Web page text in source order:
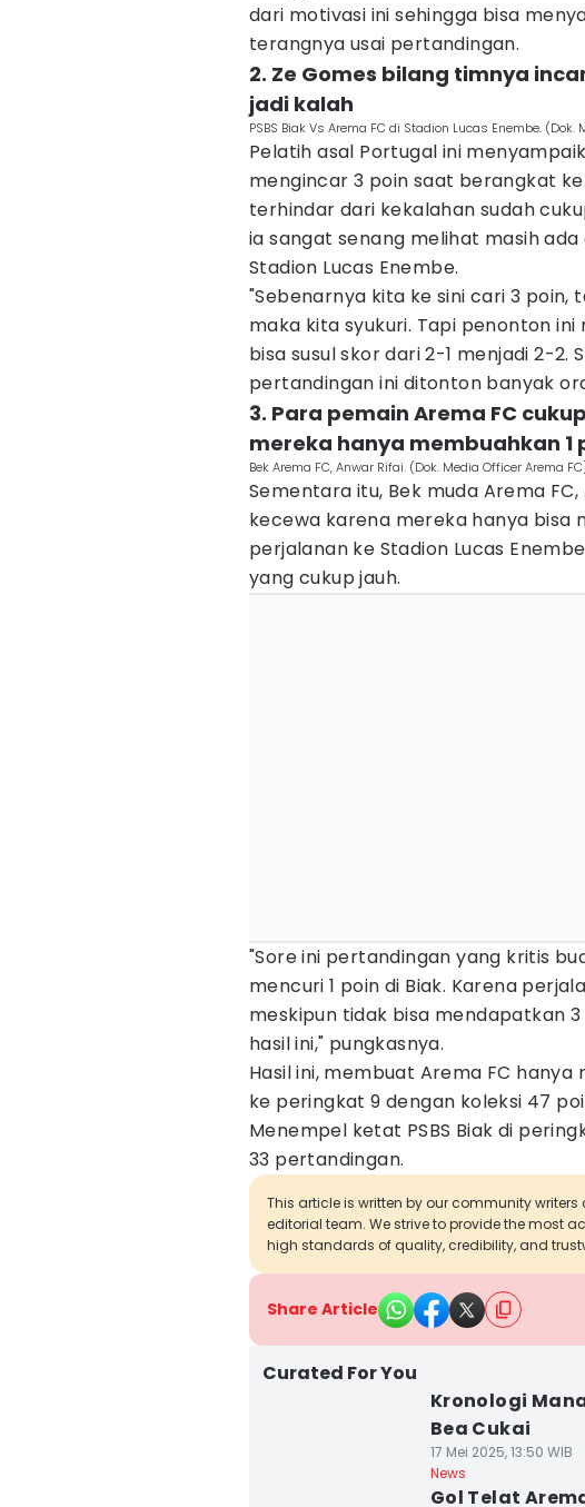
dari motivasi ini sehingga bisa
terangnya usai pertandingan.
2. Ze Gomes bilang timnya
jadi kalah
PSBS Biak Vs Arema FC di Stadion Lucas Enembe. (Dok.
Pelatih asal Portugal ini
mengincar 3 poin saat berangkat
terhindar dari kekalahan sudah
ia sangat senang melihat masih
Stadion Lucas Enembe.
"Sebenarnya kita ke sini cari 3 poin,
maka kita syukuri. Tapi penonton
bisa susul skor dari 2-1 menjadi 2-2.
pertandingan ini ditonton banyak
3. Para pemain Arema FC
mereka hanya membuahkan 1
Bek Arema FC, Anwar Rifai. (Dok. Media Officer Arema
Sementara itu, Bek muda Arema
kecewa karena mereka hanya bisa
perjalanan ke Stadion Lucas
yang cukup jauh.
"Sore ini pertandingan yang kritis
mencuri 1 poin di Biak. Karena
meskipun tidak bisa mendapatkan
hasil ini," pungkasnya.
Hasil ini, membuat Arema FC
ke peringkat 9 dengan koleksi 47
Menempel ketat PSBS Biak di
33 pertandingan.
This article is written by our community
editorial team. We strive to provide the most
high standards of quality, credibility, and
Share Article
Curated For You
Kronologi
Bea Cukai
17 Mei 2025, 13:50 WIB
News
Gol Telat